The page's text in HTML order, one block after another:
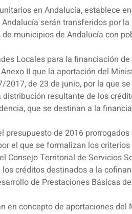
en Andalucía, establece
serán transferidos por la
municipios de Andalucía con
Locales para la financiación
II que la aportación del
de 23 de junio, por la que
resultante de los
que se destinan a la
presupuesto de 2016 prorrogados
el que se formalizan los criterios
Consejo Territorial de Servicios
créditos destinados a la
de Prestaciones Básicas
en concepto de aportaciones del